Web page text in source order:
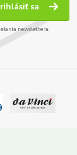
sa
newslettera.